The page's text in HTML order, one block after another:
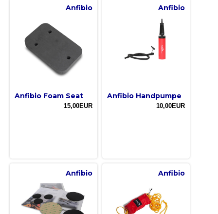
Anfibio
Anfibio Foam Seat
15,00EUR
Anfibio
Anfibio Handpumpe
10,00EUR
Anfibio Anfibio